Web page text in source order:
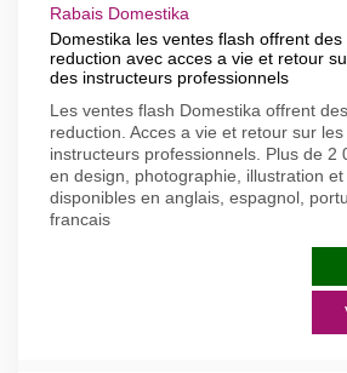
Rabais Domestika
Domestika les ventes flash offrent
reduction avec acces a vie et retour
des instructeurs professionnels
Les ventes flash Domestika offrent
reduction. Acces a vie et retour sur
instructeurs professionnels. Plus de 2
en design, photographie, illustration
disponibles en anglais, espagnol,
francais